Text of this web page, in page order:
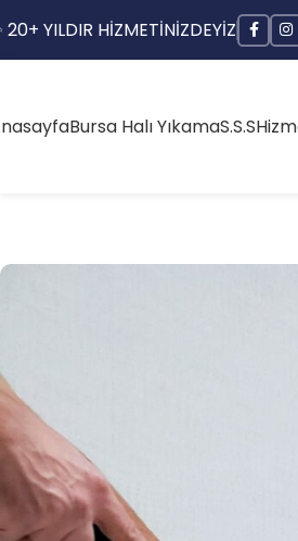
20+ YILDIR HİZMETİNİZDEYİZ
Bursa Halı YıkamaS.S.S